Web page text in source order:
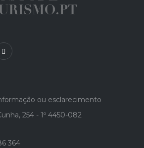
ou esclarecimento
254 - 1º 4450-082
364